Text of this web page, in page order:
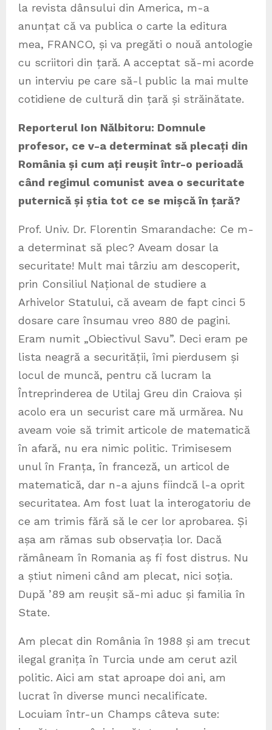
la revista dânsului din America, m-a
anunțat că va publica o carte la editura
mea, FRANCO, și va pregăti o nouă antologie
cu scriitori din țară. A acceptat să-mi acorde
un interviu pe care să-l public la mai multe
cotidiene de cultură din țară și străinătate.
Reporterul Ion Nălbitoru: Domnule
profesor, ce v-a determinat să plecați din
România și cum ați reușit într-o perioadă
când regimul comunist avea o securitate
puternică și știa tot ce se mișcă în țară?
Prof. Univ. Dr. Florentin Smarandache: Ce m-
a determinat să plec? Aveam dosar la
securitate! Mult mai târziu am descoperit,
prin Consiliul Național de studiere a
Arhivelor Statului, că aveam de fapt cinci 5
dosare care însumau vreo 880 de pagini.
Eram numit „Obiectivul Savu”. Deci eram pe
lista neagră a securității, îmi pierdusem și
locul de muncă, pentru că lucram la
Întreprinderea de Utilaj Greu din Craiova și
acolo era un securist care mă urmărea. Nu
aveam voie să trimit articole de matematică
în afară, nu era nimic politic. Trimisesem
unul în Franța, în franceză, un articol de
matematică, dar n-a ajuns fiindcă l-a oprit
securitatea. Am fost luat la interogatoriu de
ce am trimis fără să le cer lor aprobarea. Și
așa am rămas sub observația lor. Dacă
rămâneam în Romania aș fi fost distrus. Nu
a știut nimeni când am plecat, nici soția.
După ’89 am reușit să-mi aduc și familia în
State.
Am plecat din România în 1988 și am trecut
ilegal granița în Turcia unde am cerut azil
politic. Aici am stat aproape doi ani, am
lucrat în diverse munci necalificate.
Locuiam într-un Champs câteva sute: